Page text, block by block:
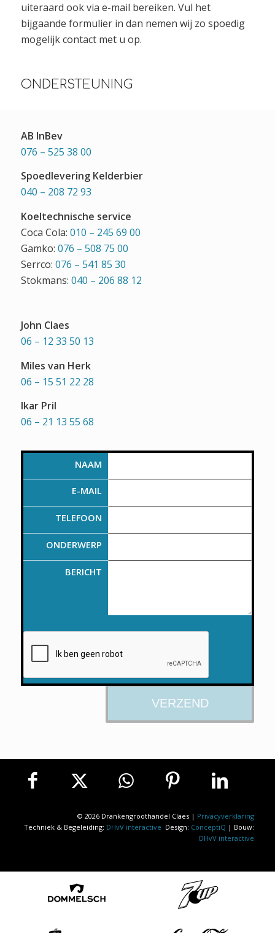
uiteraard ook via e-mail bereiken. Vul het
bijgaande formulier in dan nemen wij zo spoedig
mogelijk contact met u op.
ONDERSTEUNING
AB InBev
076 – 525 38 00
Spoedlevering Kelderbier
040 – 208 72 93
Koeltechnische service
Coca Cola: 010 – 245 69 00
Gamko: 076 – 508 75 00
Serrco: 076 – 541 85 30
Stokmans: 040 – 206 88 12
John Claes
06 – 12 33 50 13
Miles van Herk
06 – 15 51 22 28
Ikar Pril
06 – 21 13 55 68
NAAM
E-MAIL
TELEFOON
ONDERWERP
BERICHT
© 2026 Drankengroothandel Claes | Privacyverklaring
Techniek & Begeleiding: DHvV interactive Design: ConceptiQ | Bouw:
DHvV interactive